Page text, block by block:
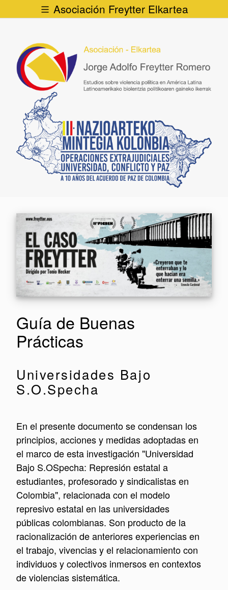
Asociación Freytter Elkartea
Guía de Buenas
Prácticas
Universidades Bajo
S.O.Specha
En el presente documento se condensan los
principios, acciones y medidas adoptadas en
el marco de esta investigación "Universidad
Bajo S.OSpecha: Represión estatal a
estudiantes, profesorado y sindicalistas en
Colombia", relacionada con el modelo
represivo estatal en las universidades
públicas colombianas. Son producto de la
racionalización de anteriores experiencias en
el trabajo, vivencias y el relacionamiento con
individuos y colectivos inmersos en contextos
de violencias sistemática.